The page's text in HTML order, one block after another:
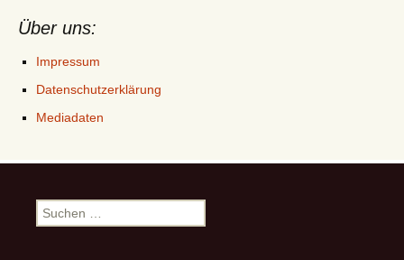
Über uns:
Impressum
Datenschutzerklärung
Mediadaten
Suchen
nach: